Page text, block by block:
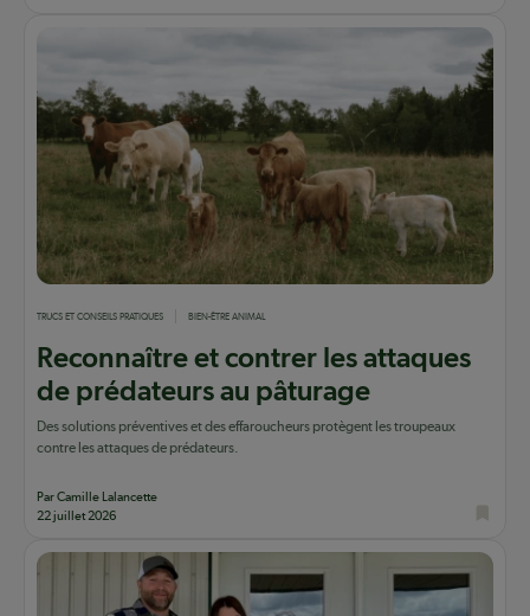
TRUCS ET CONSEILS PRATIQUES BIEN-ÊTRE ANIMAL
Reconnaître et contrer les attaques
de prédateurs au pâturage
Des solutions préventives et des effaroucheurs protègent les troupeaux
contre les attaques de prédateurs.
Par Camille Lalancette
22 juillet 2026